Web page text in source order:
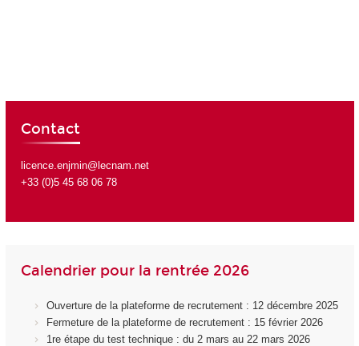
Contact
licence.enjmin@lecnam.net
+33 (0)5 45 68 06 78
Calendrier pour la rentrée 2026
Ouverture de la plateforme de recrutement : 12 décembre 2025
Fermeture de la plateforme de recrutement : 15 février 2026
1re étape du test technique : du 2 mars au 22 mars 2026